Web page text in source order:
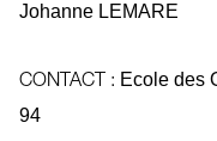
Johanne LEMARE
CONTACT : Ecole des
94